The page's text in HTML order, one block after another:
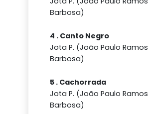
Barbosa)
4 . Canto Negro
Jota P. (João Paulo Ramos
Barbosa)
5 . Cachorrada
Jota P. (João Paulo Ramos
Barbosa)